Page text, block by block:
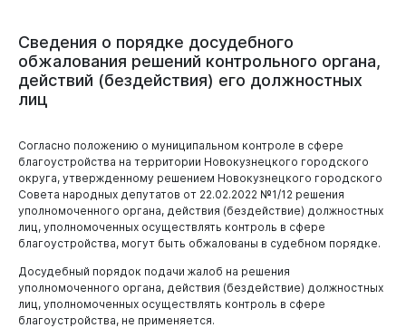
Сведения о порядке досудебного
обжалования решений контрольного органа,
действий (бездействия) его должностных
лиц
Согласно положению о муниципальном контроле в сфере
благоустройства на территории Новокузнецкого городского
округа, утвержденному решением Новокузнецкого городского
Совета народных депутатов от 22.02.2022 №1/12 решения
уполномоченного органа, действия (бездействие) должностных
лиц, уполномоченных осуществлять контроль в сфере
благоустройства, могут быть обжалованы в судебном порядке.
Досудебный порядок подачи жалоб на решения
уполномоченного органа, действия (бездействие) должностных
лиц, уполномоченных осуществлять контроль в сфере
благоустройства, не применяется.